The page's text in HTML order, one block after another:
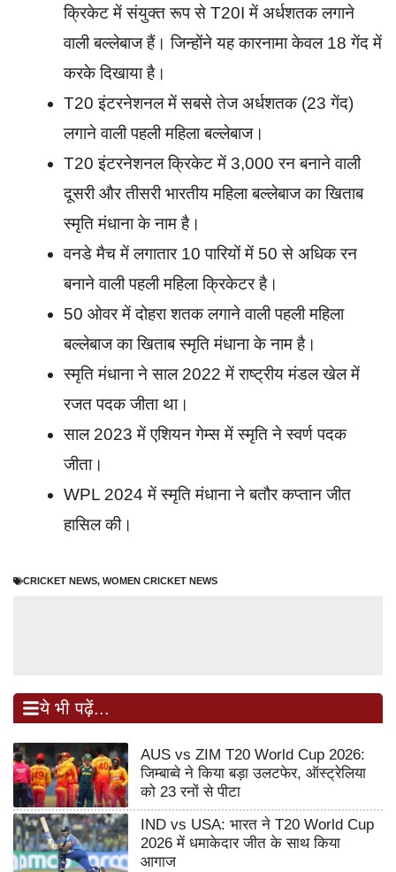
क्रिकेट में संयुक्त रूप से T20I में अर्धशतक लगाने
वाली बल्लेबाज हैं। जिन्होंने यह कारनामा केवल 18 गेंद में
करके दिखाया है।
T20 इंटरनेशनल में सबसे तेज अर्धशतक (23 गेंद)
लगाने वाली पहली महिला बल्लेबाज।
T20 इंटरनेशनल क्रिकेट में 3,000 रन बनाने वाली
दूसरी और तीसरी भारतीय महिला बल्लेबाज का खिताब
स्मृति मंधाना के नाम है।
वनडे मैच में लगातार 10 पारियों में 50 से अधिक रन
बनाने वाली पहली महिला क्रिकेटर है।
50 ओवर में दोहरा शतक लगाने वाली पहली महिला
बल्लेबाज का खिताब स्मृति मंधाना के नाम है।
स्मृति मंधाना ने साल 2022 में राष्ट्रीय मंडल खेल में
रजत पदक जीता था।
साल 2023 में एशियन गेम्स में स्मृति ने स्वर्ण पदक
जीता।
WPL 2024 में स्मृति मंधाना ने बतौर कप्तान जीत
हासिल की।
CRICKET NEWS, WOMEN CRICKET NEWS
ये भी पढ़ें...
AUS vs ZIM T20 World Cup 2026:
जिम्बाब्वे ने किया बड़ा उलटफेर, ऑस्ट्रेलिया
को 23 रनों से पीटा
IND vs USA: भारत ने T20 World Cup
2026 में धमाकेदार जीत के साथ किया
आगाज